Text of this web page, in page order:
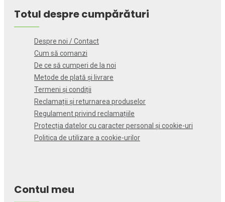
Totul despre cumpărături
Despre noi / Contact
Cum să comanzi
De ce să cumperi de la noi
Metode de plată și livrare
Termeni și condiții
Reclamații și returnarea produselor
Regulament privind reclamațiile
Protecția datelor cu caracter personal și cookie-uri
Politica de utilizare a cookie-urilor
Contul meu